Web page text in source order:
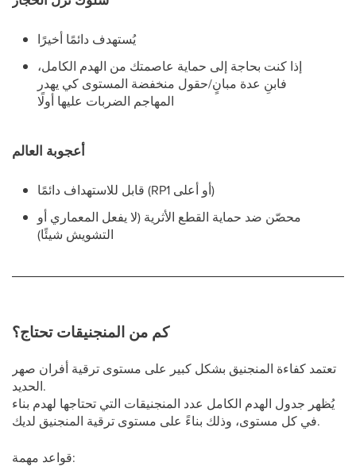
يُستهدف دائمًا أخيرًا
إذا كنت بحاجة إلى حماية عاصمتك من الهدم الكامل،
فابنِ عدة مبانٍ/حقول منخفضة المستوى كي يهدر
المهاجم الضربات عليها أولًا
أعجوبة العالم
قابل للاستهداف دائمًا (RP1 أو أعلى)
محصّن ضد حماية القطع الأثرية (لا يفعل المعماري أو
التشويش شيئًا)
كم من المنجنيقات تحتاج؟
تعتمد كفاءة المنجنيق بشكل كبير على مستوى ترقية أفران صهر
الحديد.
يُظهر جدول الهدم الكامل عدد المنجنيقات التي تحتاجها لهدم بناء
في كل مستوى، وذلك بناءً على مستوى ترقية المنجنيق لديك.
قواعد مهمة: